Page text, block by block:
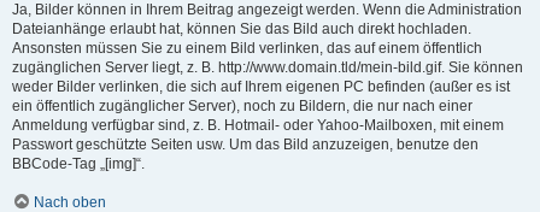
Ja, Bilder können in Ihrem Beitrag angezeigt werden. Wenn die Administration
Dateianhänge erlaubt hat, können Sie das Bild auch direkt hochladen.
Ansonsten müssen Sie zu einem Bild verlinken, das auf einem öffentlich
zugänglichen Server liegt, z. B. http://www.domain.tld/mein-bild.gif. Sie können
weder Bilder verlinken, die sich auf Ihrem eigenen PC befinden (außer es ist
ein öffentlich zugänglicher Server), noch zu Bildern, die nur nach einer
Anmeldung verfügbar sind, z. B. Hotmail- oder Yahoo-Mailboxen, mit einem
Passwort geschützte Seiten usw. Um das Bild anzuzeigen, benutze den
BBCode-Tag „[img]“.
Nach oben